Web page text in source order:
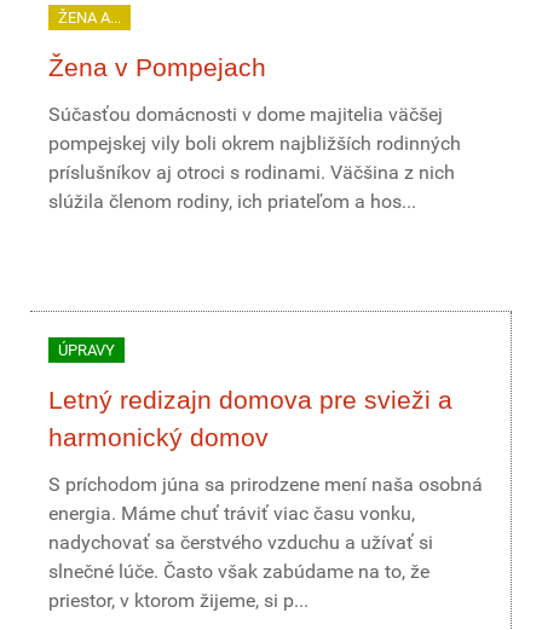
ŽENA A...
Žena v Pompejach
Súčasťou domácnosti v dome majitelia väčšej
pompejskej vily boli okrem najbližších rodinných
príslušníkov aj otroci s rodinami. Väčšina z nich
slúžila členom rodiny, ich priateľom a hos...
ÚPRAVY
Letný redizajn domova pre svieži a
harmonický domov
S príchodom júna sa prirodzene mení naša osobná
energia. Máme chuť tráviť viac času vonku,
nadychovať sa čerstvého vzduchu a užívať si
slnečné lúče. Často však zabúdame na to, že
priestor, v ktorom žijeme, si p...